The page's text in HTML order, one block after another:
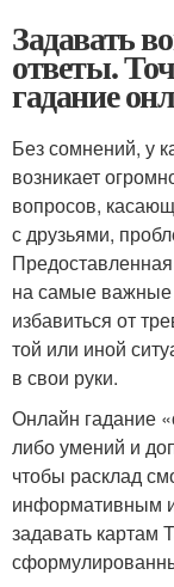
Задавать
ответы.
гадание
Без сомнений, у
возникает
вопросов,
с друзьями,
на самые
избавиться от
той или иной
в свои руки.
Онлайн гадание
либо умений и
чтобы расклад
информативным
задавать картам